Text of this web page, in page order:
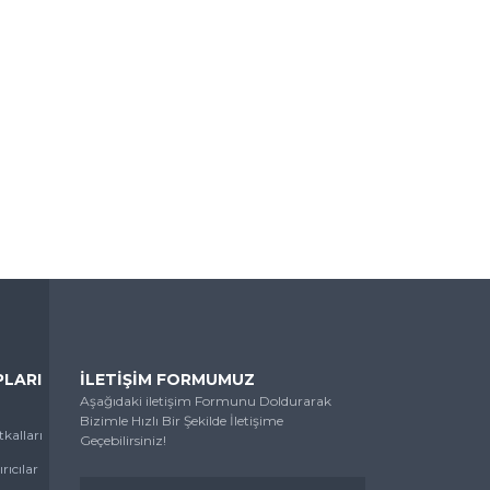
İLETİŞİM FORMUMUZ
Aşağıdaki iletişim Formunu Doldurarak
Bizimle Hızlı Bir Şekilde İletişime
Geçebilirsiniz!